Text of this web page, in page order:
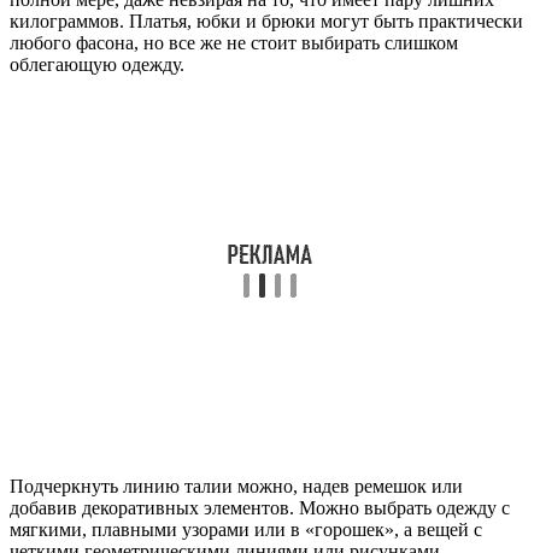
килограммов. Платья, юбки и брюки могут быть практически
любого фасона, но все же не стоит выбирать слишком
облегающую одежду.
Подчеркнуть линию талии можно, надев ремешок или
добавив декоративных элементов. Можно выбрать одежду с
мягкими, плавными узорами или в «горошек», а вещей с